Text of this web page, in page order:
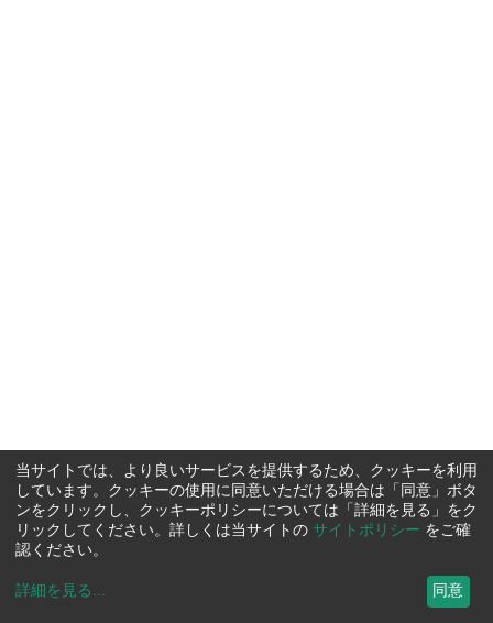
当サイトでは、より良いサービスを提供するため、クッキーを利用
しています。クッキーの使用に同意いただける場合は「同意」ボタ
ンをクリックし、クッキーポリシーについては「詳細を見る」をク
リックしてください。詳しくは当サイトの サイトポリシー をご確
認ください。
詳細を見る ... 同意